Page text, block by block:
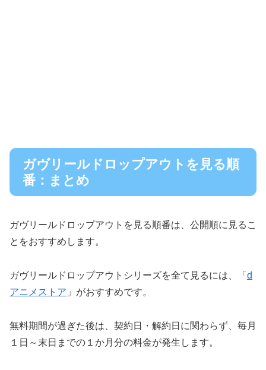
ガヴリールドロップアウトを見る順
番：まとめ
ガヴリールドロップアウトを見る順番は、公開順に見るこ
とをおすすめします。
ガヴリールドロップアウトシリーズを全て見るには、「 d
アニメストア 」がおすすめです。
無料期間が過ぎた後は、契約日・解約日に関わらず、毎月
１日～末日までの１か月分の料金が発生します。